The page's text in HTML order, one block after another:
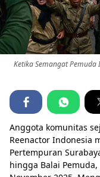
Ketika Semangat
Anggota komunitas
Reenactor Indonesia
Pertempuran
hingga Balai